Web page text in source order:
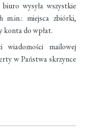
wysyła wszystkie
m.in.: miejsca zbiórki,
konta do wpłat.
mailowej
w Państwa skrzynce